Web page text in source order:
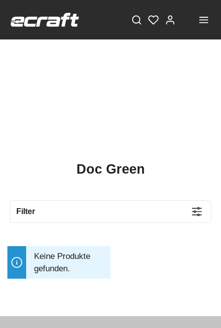
Doc Green
Filter
Keine Produkte
gefunden.